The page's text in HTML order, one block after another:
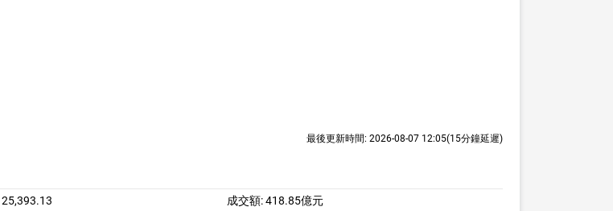
最後更新時間: 2026-08-07 12:05(15分鐘延遲)
25,393.13 成交額:418.85億元